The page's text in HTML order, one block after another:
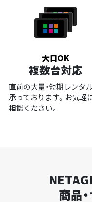
大口OK
複数台対応
直前の大量・短期レンタ
承っております。お気軽
相談ください。
商品